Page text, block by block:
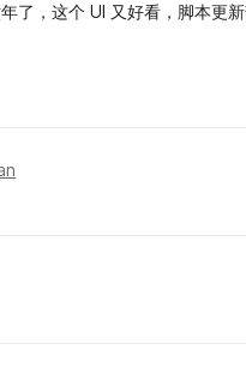
了，这个 UI 又好看，脚本更